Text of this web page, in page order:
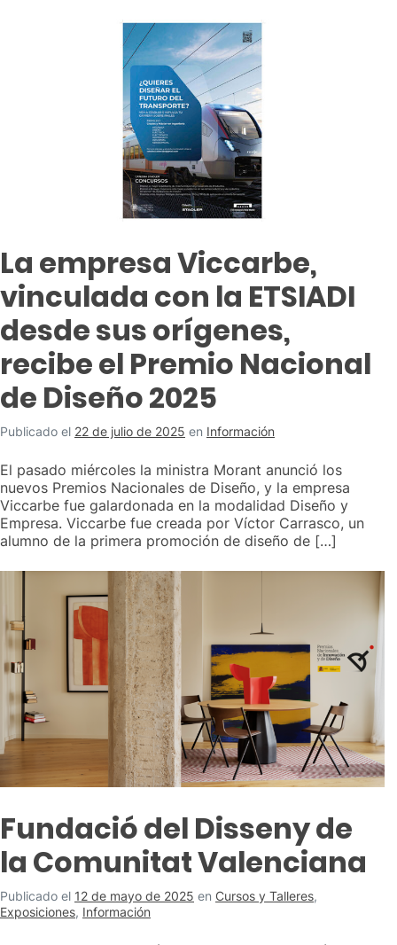
La empresa Viccarbe,
vinculada con la ETSIADI
desde sus orígenes,
recibe el Premio Nacional
de Diseño 2025
Publicado el 22 de julio de 2025 en Información
El pasado miércoles la ministra Morant anunció los
nuevos Premios Nacionales de Diseño, y la empresa
Viccarbe fue galardonada en la modalidad Diseño y
Empresa. Viccarbe fue creada por Víctor Carrasco, un
alumno de la primera promoción de diseño de […]
Fundació del Disseny de
la Comunitat Valenciana
Publicado el 12 de mayo de 2025 en Cursos y Talleres,
Exposiciones, Información